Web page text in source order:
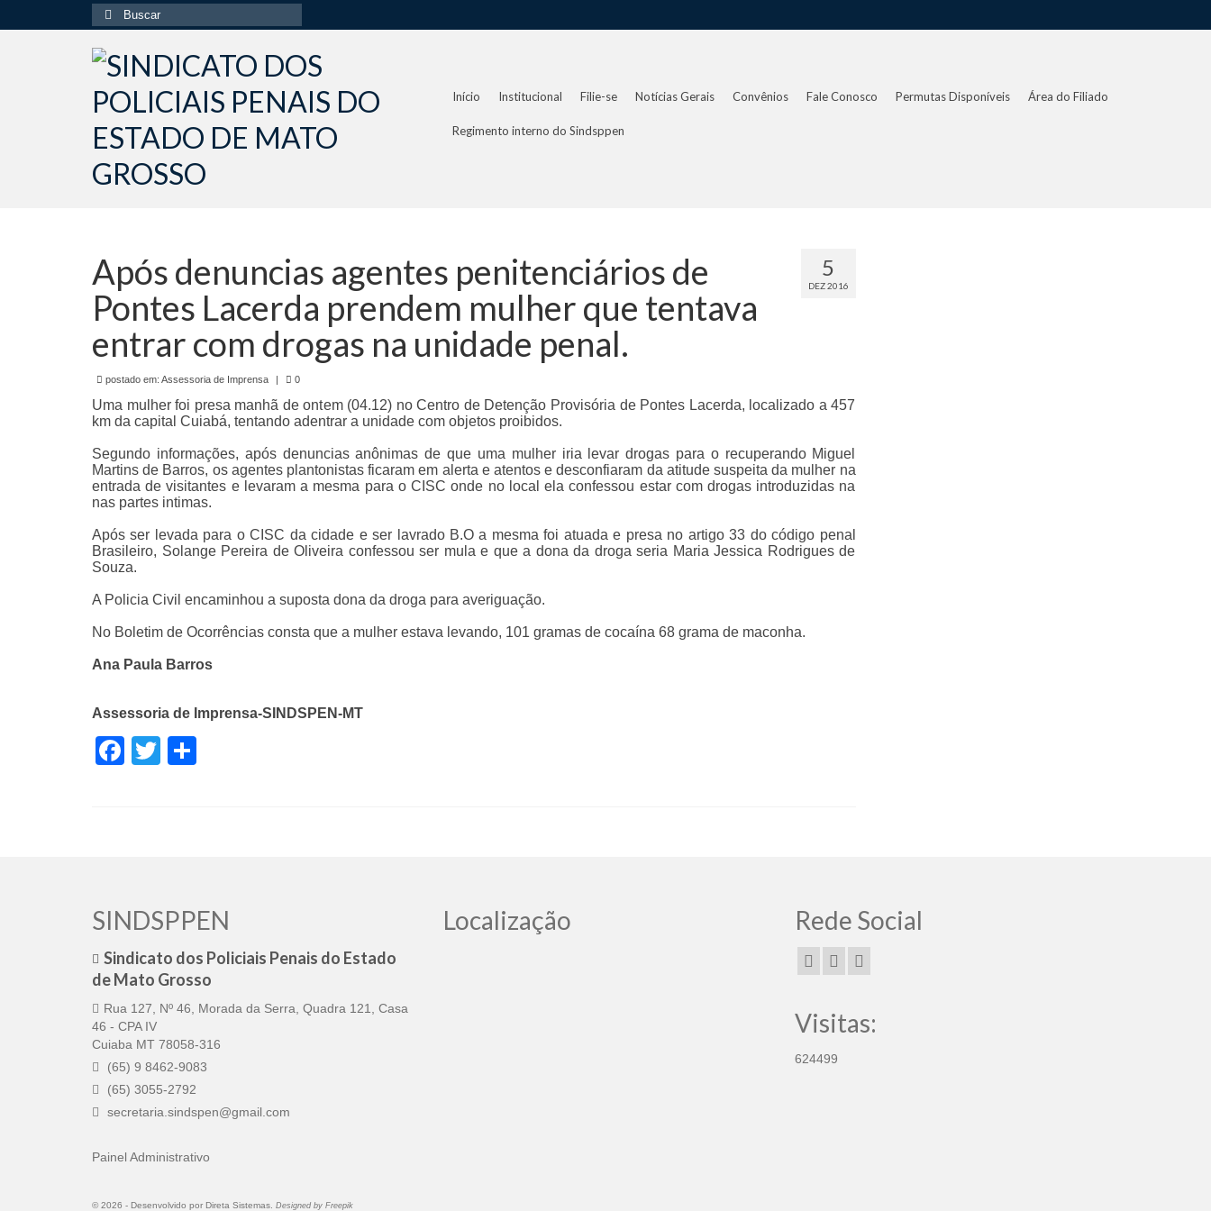
Buscar
por:
Início Institucional Filie-se Notícias Gerais Convênios Fale Conosco Permutas Disponíveis Área do Filiado
Regimento interno do Sindsppen
5
DEZ 2016
Após denuncias agentes penitenciários de
Pontes Lacerda prendem mulher que tentava
entrar com drogas na unidade penal.
postado em: Assessoria de Imprensa | 0
Uma mulher foi presa manhã de ontem (04.12) no Centro de Detenção Provisória de Pontes Lacerda, localizado a 457
km da capital Cuiabá, tentando adentrar a unidade com objetos proibidos.
Segundo informações, após denuncias anônimas de que uma mulher iria levar drogas para o recuperando Miguel
Martins de Barros, os agentes plantonistas ficaram em alerta e atentos e desconfiaram da atitude suspeita da mulher na
entrada de visitantes e levaram a mesma para o CISC onde no local ela confessou estar com drogas introduzidas na
nas partes intimas.
Após ser levada para o CISC da cidade e ser lavrado B.O a mesma foi atuada e presa no artigo 33 do código penal
Brasileiro, Solange Pereira de Oliveira confessou ser mula e que a dona da droga seria Maria Jessica Rodrigues de
Souza.
A Policia Civil encaminhou a suposta dona da droga para averiguação.
No Boletim de Ocorrências consta que a mulher estava levando, 101 gramas de cocaína 68 grama de maconha.
Ana Paula Barros
Assessoria de Imprensa-SINDSPEN-MT
Facebook
Twitter
SINDSPPEN
Sindicato dos Policiais Penais do Estado
de Mato Grosso
Rua 127, Nº 46, Morada da Serra, Quadra 121, Casa
46 - CPA IV
Cuiaba MT 78058-316
(65) 9 8462-9083
(65) 3055-2792
secretaria.sindspen@gmail.com
Painel Administrativo
Localização Rede Social
Visitas:
624499
© 2026 - Desenvolvido por Direta Sistemas Designed by Freepik